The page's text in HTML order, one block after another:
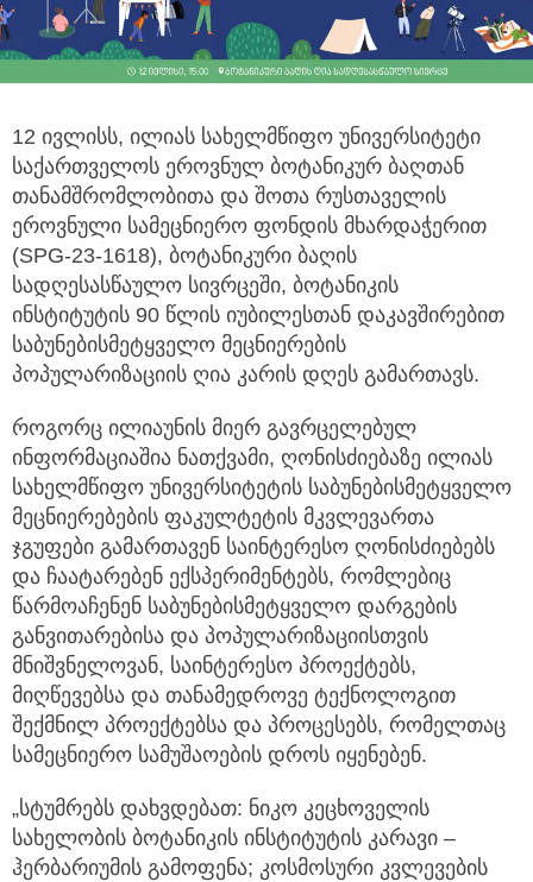
12 ივლისს, ილიას სახელმწიფო უნივერსიტეტი
საქართველოს ეროვნულ ბოტანიკურ ბაღთან
თანამშრომლობითა და შოთა რუსთაველის
ეროვნული სამეცნიერო ფონდის მხარდაჭერით
(SPG-23-1618), ბოტანიკური ბაღის
სადღესასწაულო სივრცეში, ბოტანიკის
ინსტიტუტის 90 წლის იუბილესთან დაკავშირებით
საბუნებისმეტყველო მეცნიერების
პოპულარიზაციის ღია კარის დღეს გამართავს.
როგორც ილიაუნის მიერ გავრცელებულ
ინფორმაციაშია ნათქვამი, ღონისძიებაზე ილიას
სახელმწიფო უნივერსიტეტის საბუნებისმეტყველო
მეცნიერებების ფაკულტეტის მკვლევართა
ჯგუფები გამართავენ საინტერესო ღონისძიებებს
და ჩაატარებენ ექსპერიმენტებს, რომლებიც
წარმოაჩენენ საბუნებისმეტყველო დარგების
განვითარებისა და პოპულარიზაციისთვის
მნიშვნელოვან, საინტერესო პროექტებს,
მიღწევებსა და თანამედროვე ტექნოლოგით
შექმნილ პროექტებსა და პროცესებს, რომელთაც
სამეცნიერო სამუშაოების დროს იყენებენ.
„სტუმრებს დახვდებათ: ნიკო კეცხოველის
სახელობის ბოტანიკის ინსტიტუტის კარავი –
ჰერბარიუმის გამოფენა; კოსმოსური კვლევების